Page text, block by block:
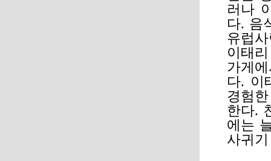
러나
다. 음
유럽
이태
가게
다. 이
경험
한다.
에는
사귀